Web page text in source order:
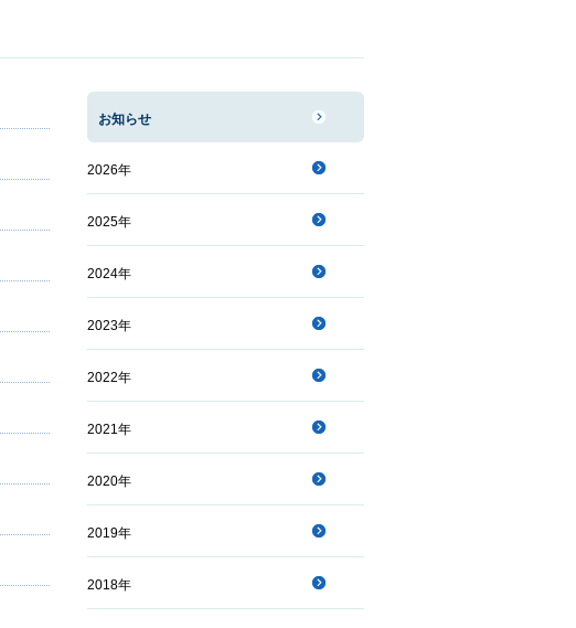
お知らせ
2026年
2025年
2024年
2023年
2022年
2021年
2020年
2019年
2018年